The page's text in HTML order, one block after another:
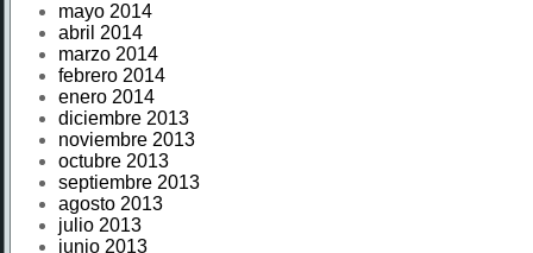
mayo 2014
abril 2014
marzo 2014
febrero 2014
enero 2014
diciembre 2013
noviembre 2013
octubre 2013
septiembre 2013
agosto 2013
julio 2013
junio 2013